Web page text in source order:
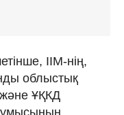
ІІМ-нің,
​​облыстық
және ҰҚКД